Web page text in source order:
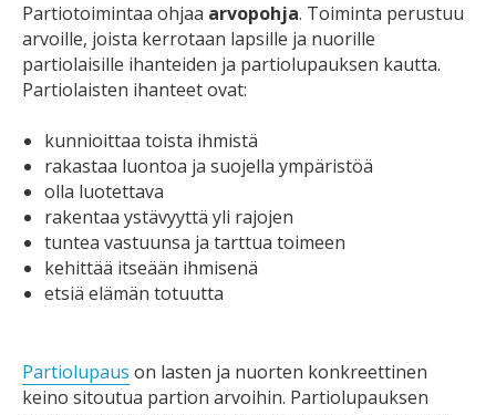
Partiotoimintaa ohjaa arvopohja. Toiminta perustuu
arvoille, joista kerrotaan lapsille ja nuorille
partiolaisille ihanteiden ja partiolupauksen kautta.
Partiolaisten ihanteet ovat:
kunnioittaa toista ihmistä
rakastaa luontoa ja suojella ympäristöä
olla luotettava
rakentaa ystävyyttä yli rajojen
tuntea vastuunsa ja tarttua toimeen
kehittää itseään ihmisenä
etsiä elämän totuutta
Partiolupaus on lasten ja nuorten konkreettinen
keino sitoutua partion arvoihin. Partiolupauksen